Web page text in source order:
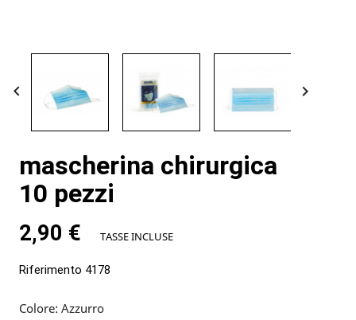
 
mascherina chirurgica
10 pezzi
2,90 € TASSE INCLUSE
Riferimento 4178
Colore: Azzurro